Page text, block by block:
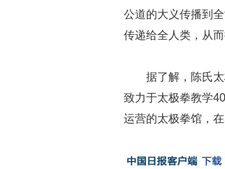
公道的大义传播到全
传递给全人类，从
据了解，陈氏
致力于太极拳教学
运营的太极拳馆，